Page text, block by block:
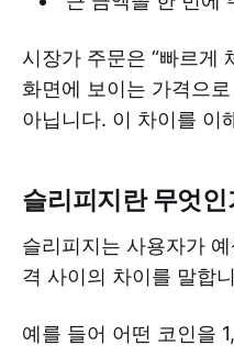
시장가 주문은 “빠르게
화면에 보이는 가격으
아닙니다. 이 차이를 이
슬리피지란 무엇인
슬리피지는 사용자가
격 사이의 차이를 말합
예를 들어 어떤 코인을